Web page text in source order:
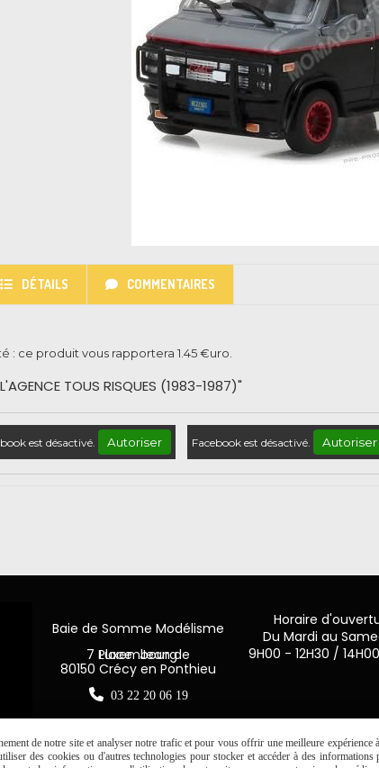
DÉTAILS COMMENTAIRES
: ce produit vous rapportera 1.45€uro.
TOUS RISQUES (1983-1987)"
est désactivé. Autoriser Facebook est désactivé. Autoriser
Baie de Somme Modélisme
7 Place Jean de Luxembourg
80150 Crécy en Ponthieu
 03 22 20 06 19
Horaire
Du Mardi au
9H00 - 12H30 /
de notre site et analyser notre trafic et pour vous offrir une meilleure expérience
des cookies ou d'autres technologies pour stocker et accéder à des informations